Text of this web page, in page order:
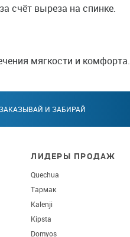
счёт выреза на спинке.
мягкости и комфорта.
ЗАКАЗЫВАЙ И ЗАБИРАЙ
ЛИДЕРЫ ПРОДАЖ
Quechua
Тармак
Kalenji
Kipsta
Domyos